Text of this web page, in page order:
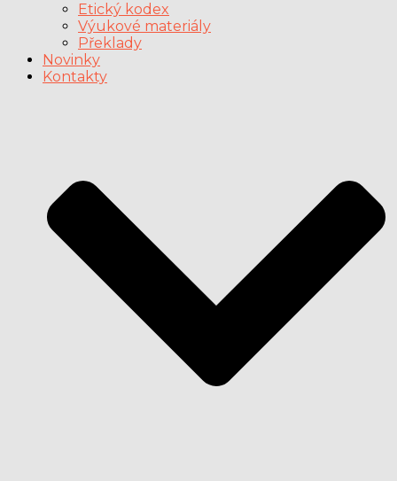
Etický kodex
Výukové materiály
Překlady
Novinky
Kontakty